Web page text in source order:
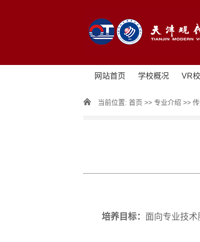
网站首页 学校概况 VR
当前位置: 首页 >> 专业介绍 >>
培养目标： 面向专业技